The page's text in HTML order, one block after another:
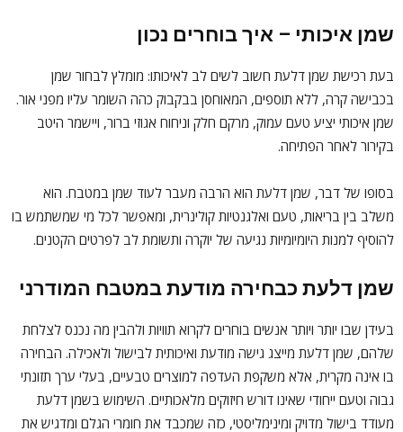
שמן איכותי – איך בוחרים נכון
בעת רכישת שמן דלעת חשוב לשים לב לאיכותו: מומלץ לבחור שמן
בכבישה קרה, ללא תוספים, המאוחסן בבקבוק כהה השומר עליו מפני אור.
שמן איכותי יציע טעם עמוק, מרקם חלק וניחוח אגוזי ברור, ויישמר היטב
בקירור לאחר הפתיחה.
בסופו של דבר, שמן דלעת הוא הרבה מעבר לעוד שמן במטבח. הוא
משלב בין בריאות, טעם ואלגנטיות קולינרית, ומאפשר לכל מי שמשתמש בו
להוסיף למנות היומיומיות נגיעה של יוקרה ותשומת לב לפרטים הקטנים.
שמן דלעת כבחירה מודעת במטבח המודרני
בעידן שבו יותר ויותר אנשים בוחרים לקרוא תוויות ולהבין מה נכנס לצלחת
שלהם, שמן דלעת מייצג גישה מודעת ואיכותית לבישול ולאכילה. הבחירה
בו אינה מקרית, אלא משקפת העדפה למוצרים טבעיים, בעלי ערך תזונתי
גבוה וטעם ייחודי שאינו דורש חיזוקים מלאכותיים. השימוש בשמן דלעת
מעודד בישול מדויק ומינימליסטי, כזה שמכבד את חומרי הגלם ומדגיש את